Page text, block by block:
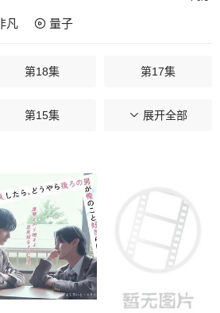
凡 量子
第18集 第17集
第15集 第14集
第09集
第06集 第05集
第03集 第02集
展开全部